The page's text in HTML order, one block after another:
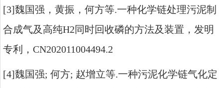
[3]魏国强，黄振，何方等.一种化学链处理污泥制
合成气及高纯H2同时回收磷的方法及装置，发明
专利， CN202011004494.2
[4]魏国强; 何方; 赵增立等.一种污泥化学链气化定